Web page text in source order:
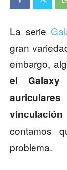
La serie
gran
embargo,
el
contamos
problema.